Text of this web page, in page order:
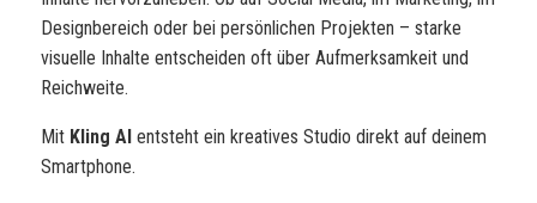
Designbereich oder bei persönlichen Projekten – starke
visuelle Inhalte entscheiden oft über Aufmerksamkeit und
Reichweite.
Mit Kling AI entsteht ein kreatives Studio direkt auf deinem
Smartphone.